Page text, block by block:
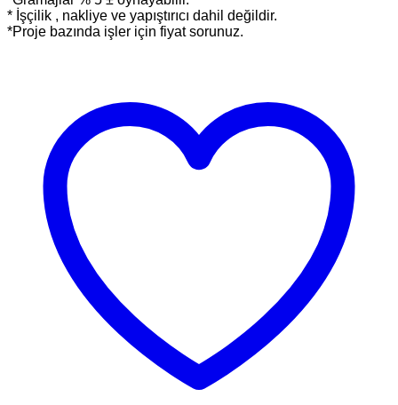
* İşçilik , nakliye ve yapıştırıcı dahil değildir.
*Proje bazında işler için fiyat sorunuz.